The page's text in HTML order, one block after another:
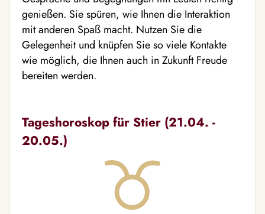
genießen. Sie spüren, wie Ihnen die Interaktion
mit anderen Spaß macht. Nutzen Sie die
Gelegenheit und knüpfen Sie so viele Kontakte
wie möglich, die Ihnen auch in Zukunft Freude
bereiten werden.
Tageshoroskop für Stier (21.04. -
20.05.)